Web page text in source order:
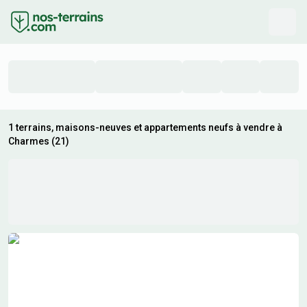
1 terrains, maisons-neuves et appartements neufs à vendre à
Charmes (21)
Résultats de recherche